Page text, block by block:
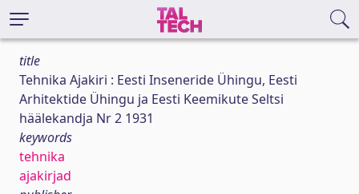
title
Tehnika Ajakiri : Eesti Inseneride Ühingu, Eesti
Arhitektide Ühingu ja Eesti Keemikute Seltsi
häälekandja Nr 2 1931
keywords
tehnika
ajakirjad